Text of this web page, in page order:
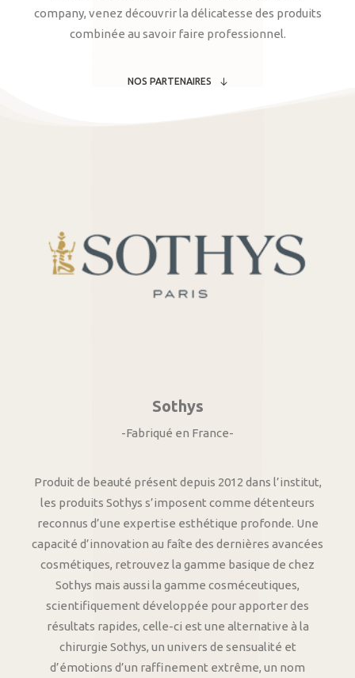
company, venez découvrir la délicatesse des produits
combinée au savoir faire professionnel.
NOS PARTENAIRES
Sothys
-Fabriqué en France-
Produit de beauté présent depuis 2012 dans l’institut,
les produits Sothys s’imposent comme détenteurs
reconnus d’une expertise esthétique profonde. Une
capacité d’innovation au faîte des dernières avancées
cosmétiques, retrouvez la gamme basique de chez
Sothys mais aussi la gamme cosméceutiques,
scientifiquement développée pour apporter des
résultats rapides, celle-ci est une alternative à la
chirurgie Sothys, un univers de sensualité et
d’émotions d’un raffinement extrême, un nom